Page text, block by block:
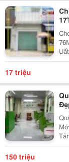
17 triệu
Tân Hóa, Dt : 6M
Lầu 2
150 triệu